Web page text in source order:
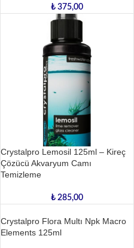
₺375,00
Crystalpro Lemosil 125ml – Kireç
Çözücü Akvaryum Camı
Temizleme
₺285,00
Crystalpro Flora Multı Npk Macro
Elements 125ml